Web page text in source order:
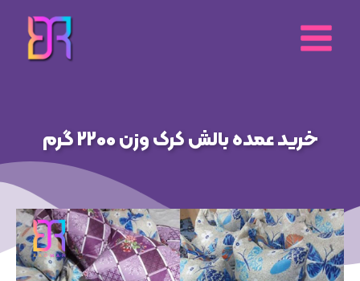
محتوا
خرید عمده بالش کرک وزن 2200 گرم